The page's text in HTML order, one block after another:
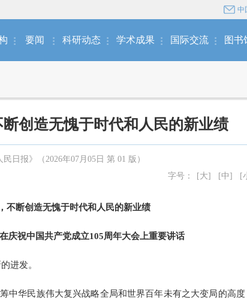
中
要闻 科研动态 学术成果 国际交流 图书
创造无愧于时代和人民的新业绩
日报》（2026年07月05日 第 01 版）
字号： [大] [中] [
不断创造无愧于时代和人民的新业绩
祝中国共产党成立105周年大会上重要讲话
进发。
华民族伟大复兴战略全局和世界百年未有之大变局的高度